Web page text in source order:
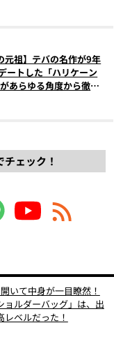
元祖】テバの名作が9年
ートした「ハリケーン
あらゆる角度から徹底
ェック！
いて中身が一目瞭然！
ョルダーバッグ」は、出
ベルだった！